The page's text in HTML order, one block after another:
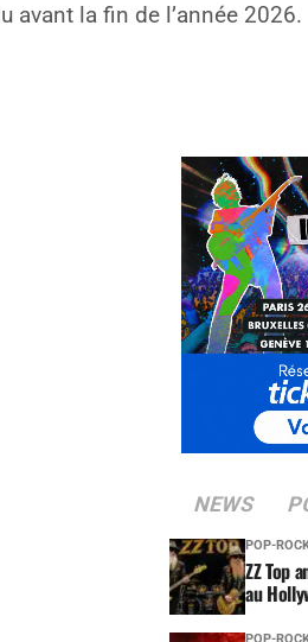
avant la fin de l’année 2026.
NEWS
POP-
ZZ Top
au